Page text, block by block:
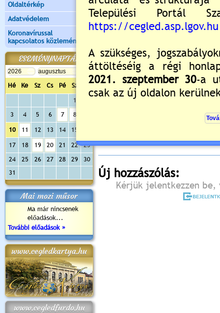
Oldaltérkép
Adatvédelem
Koronavírussal
kapcsolatos közlemények
ESEMÉNYNAPTÁR
Hé Ke Sz Cs Pé Sz
Va
1
3
4 5 6 7 8
10 11 12 13 14 15
17 18 19 20 21 22
23
24
25 26 27 28 29
30
31
Mai mozi műsor
Ma már nincsenek
előadások...
További előadások »
www.cegledkartya.hu
www.cegledfurdo.hu
Még nincsenek hozzászólások
Új hozzászólás:
Kérjük jelentkezzen be,